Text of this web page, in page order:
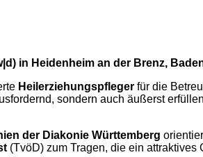
in Heidenheim an der Brenz,
Heilerziehungspfleger für die
sondern auch äußerst
der Diakonie Württemberg
(TvöD) zum Tragen, die ein